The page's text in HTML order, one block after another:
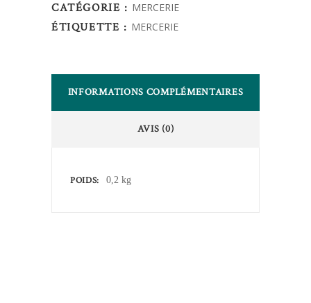
rouge
quantity
CATÉGORIE : MERCERIE
ÉTIQUETTE : MERCERIE
INFORMATIONS COMPLÉMENTAIRES
AVIS (0)
POIDS 0,2 kg